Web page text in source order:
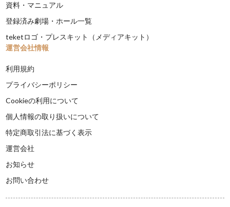
資料・マニュアル
登録済み劇場・ホール一覧
teketロゴ・プレスキット（メディアキット）
運営会社情報
利用規約
プライバシーポリシー
Cookieの利用について
個人情報の取り扱いについて
特定商取引法に基づく表示
運営会社
お知らせ
お問い合わせ